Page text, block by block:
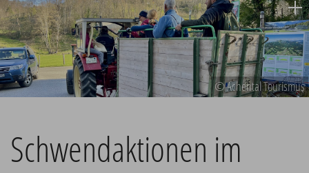
© Achental Tourismus
Schwendaktionen im